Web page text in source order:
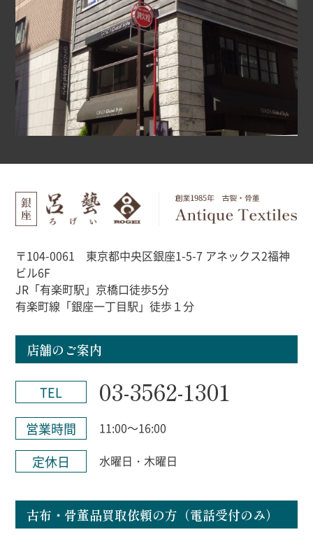
〒104-0061 東京都中央区銀座1-5-7 アネックス2福神
ビル6F
JR「有楽町駅」京橋口徒歩5分
有楽町線「銀座一丁目駅」徒歩１分
店舗のご案内
TEL 03-3562-1301
営業時間 11:00～16:00
定休日 水曜日・木曜日
古布・骨董品買取依頼の方（電話受付のみ）